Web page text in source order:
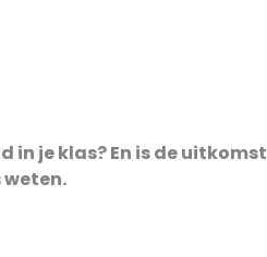
in je klas? En is de uitkomst
weten.